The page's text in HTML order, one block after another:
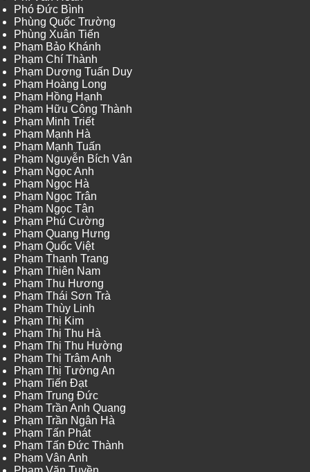
Phó Đức Bình
Phùng Quốc Trường
Phùng Xuân Tiến
Phạm Bảo Khánh
Phạm Chí Thành
Phạm Dương Tuấn Duy
Phạm Hoàng Long
Phạm Hồng Hạnh
Phạm Hữu Công Thành
Phạm Minh Triết
Phạm Mạnh Hà
Phạm Mạnh Tuấn
Phạm Nguyễn Bích Vân
Phạm Ngọc Anh
Phạm Ngọc Hà
Phạm Ngọc Trân
Phạm Ngọc Tân
Phạm Phú Cường
Phạm Quang Hưng
Phạm Quốc Việt
Phạm Thanh Trang
Phạm Thiên Nam
Phạm Thu Hương
Phạm Thái Sơn Trà
Phạm Thùy Linh
Phạm Thị Kim
Phạm Thị Thu Hà
Phạm Thị Thu Hường
Phạm Thị Trâm Anh
Phạm Thị Tường An
Phạm Tiến Đạt
Phạm Trung Đức
Phạm Trần Anh Quang
Phạm Trần Ngân Hà
Phạm Tấn Phát
Phạm Tấn Đức Thành
Phạm Vân Anh